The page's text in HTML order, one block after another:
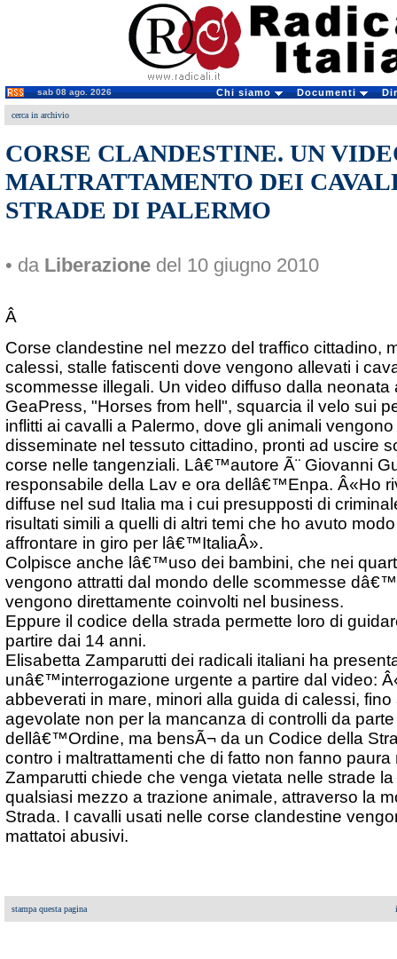
sab 08 ago. 2026 Chi siamo Documenti
cerca in archivio
CORSE CLANDESTINE. UN
MALTRATTAMENTO DEI
STRADE DI PALERMO
• da Liberazione del 10 giugno 2010
Â
Corse clandestine nel mezzo del traffico cittadino,
calessi, stalle fatiscenti dove vengono allevati i
scommesse illegali. Un video diffuso dalla neonata
GeaPress, "Horses from hell", squarcia il velo sui
inflitti ai cavalli a Palermo, dove gli animali
disseminate nel tessuto cittadino, pronti ad uscire
corse nelle tangenziali. Lâ€™autore Ã¨ Giovanni
responsabile della Lav e ora dellâ€™Enpa. Â«Ho
diffuse nel sud Italia ma i cui presupposti di
risultati simili a quelli di altri temi che ho avuto
affrontare in giro per lâ€™ItaliaÂ».
Colpisce anche lâ€™uso dei bambini, che nei
vengono attratti dal mondo delle scommesse
vengono direttamente coinvolti nel business.
Eppure il codice della strada permette loro di
partire dai 14 anni.
Elisabetta Zamparutti dei radicali italiani ha
unâ€™interrogazione urgente a partire dal video:
abbeverati in mare, minori alla guida di calessi,
agevolate non per la mancanza di controlli da
dellâ€™Ordine, ma bensÃ¬ da un Codice della
contro i maltrattamenti che di fatto non fanno
Zamparutti chiede che venga vietata nelle strade
qualsiasi mezzo a trazione animale, attraverso la
Strada. I cavalli usati nelle corse clandestine
mattatoi abusivi.
stampa questa pagina